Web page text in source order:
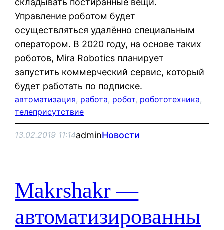
Управление роботом будет
осуществляться удалённо специальным
оператором. В 2020 году, на основе таких
роботов, Mira Robotics планирует
запустить коммерческий сервис, который
будет работать по подписке.
автоматизация, работа, робот, робототехника
телеприсутствие
13.02.2019 11:14adminНовости
Makrshakr —
автоматизированны